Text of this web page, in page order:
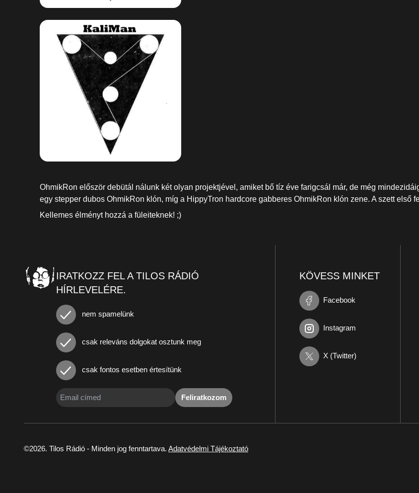
OhmikRon először debütál nálunk két olyan projektjével, amiket bő tíz éve farigcsál már, de még
egy stepper dubos OhmikRon klón, míg a HippyTron hardcore gabberes OhmikRon klón zene. A szett első
Kellemes élményt hozzá a füleiteknek! ;)
IRATKOZZ FEL A TILOS RÁDIÓ
HÍRLEVELÉRE.
nem spamelünk
csak releváns dolgokat osztunk meg
csak fontos esetben értesítünk
Feliratkozom
KÖVESS MINKET
Facebook
Instagram
X (Twitter)
©2026. Tilos Rádió - Minden jog fenntartava. Adatvédelmi Tájékoztató